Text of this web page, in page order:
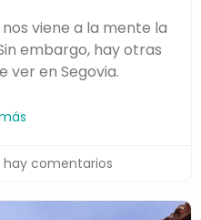
viene a la mente la
embargo, hay otras
ver en Segovia.
hay comentarios